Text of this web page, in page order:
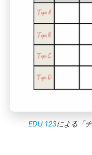
EDU 123による「